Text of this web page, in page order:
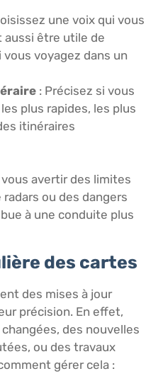
une voix qui vous
aussi être utile de
vous voyagez dans un
: Précisez si vous
plus rapides, les plus
itinéraires
avertir des limites
ou des dangers
à une conduite plus
des cartes
des mises à jour
précision. En effet,
des nouvelles
ou des travaux
gérer cela :